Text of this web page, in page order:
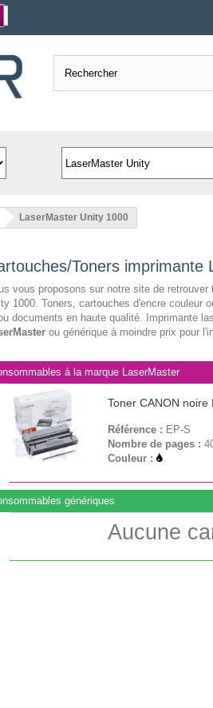
LaserMaster Unity 1000
Toners imprimante
vous proposons sur notre site de retrouver
1000. Toners, cartouches d'encre couleur
documents en haute qualité. Imprimante
ou générique à moindre prix pour
à la marque LaserMaster
Toner CANON noire
Référence : EP-S
Nombre de pages :
Couleur :
génériques
Aucune